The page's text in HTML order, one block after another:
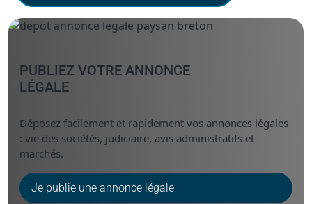
PUBLIEZ VOTRE ANNONCE
LÉGALE
Déposez facilement et rapidement vos annonces légales
: vie des sociétés, judiciaire, avis administratifs et
marchés.
Je publie une annonce légale